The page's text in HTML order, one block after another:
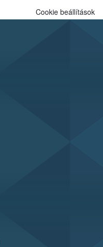
Cookie beállítások